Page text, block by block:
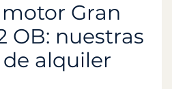
Gran
OB: nuestras
alquiler